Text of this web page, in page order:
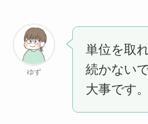
ゆず
単位を取
続かない
大事です。